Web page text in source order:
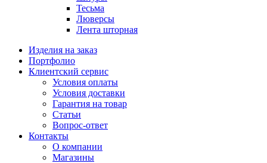
Тесьма
Люверсы
Лента шторная
Изделия на заказ
Портфолио
Клиентский сервис
Условия оплаты
Условия доставки
Гарантия на товар
Статьи
Вопрос-ответ
Контакты
О компании
Магазины